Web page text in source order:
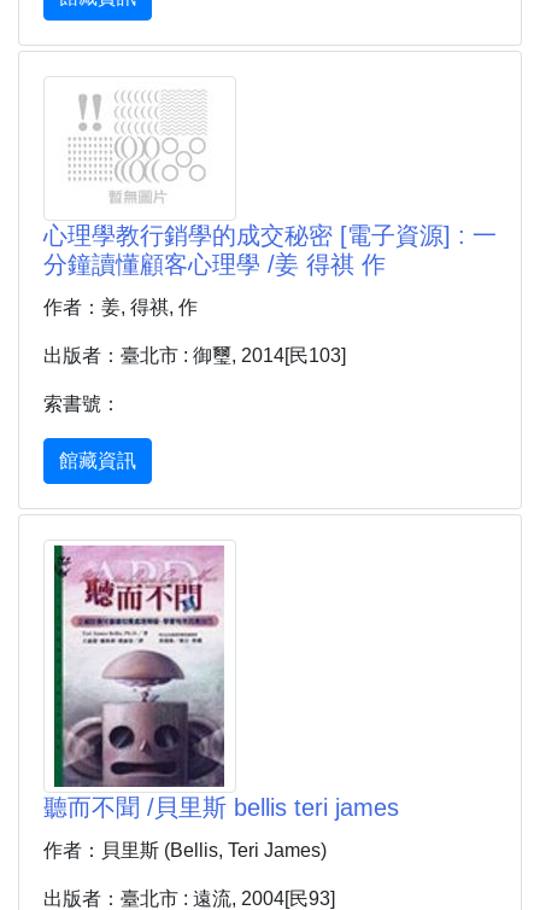
心理學教行銷學的成交秘密 [電子資源] : 一
分鐘讀懂顧客心理學 /姜 得祺 作
作者：姜, 得祺, 作
出版者：臺北市 : 御璽, 2014[民103]
索書號：
館藏資訊
聽而不聞 /貝里斯 bellis teri james
作者：貝里斯 (Bellis, Teri James)
出版者：臺北市 : 遠流, 2004[民93]